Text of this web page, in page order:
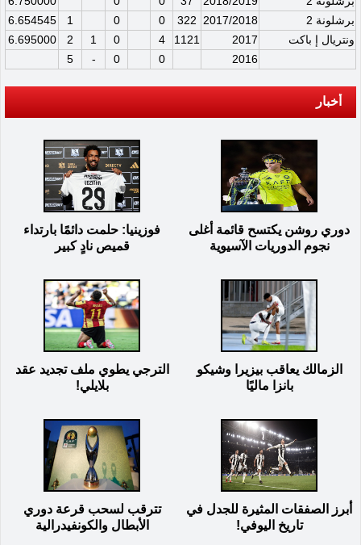
برشلونة 2
2017/2018
322
0
0
1
6.654545
ونتريال إ باكت
2017
1121
4
0
1
2
6.695000
2016
0
0
-
5
أخبار
دوري روشن يكتسح قائمة أغلى
نجوم الدوريات الآسيوية
فوزينيا: حلمت دائمًا بارتداء
قميص نادٍ كبير
الزمالك يعاقب بيزيرا وشيكو
بانزا ماليًا
الترجي يطوي ملف تجديد عقد
بلايلي!
أبرز الصفقات المثيرة للجدل في
تاريخ اليوفي!
تترقب لسحب قرعة دوري
الأبطال والكونفيدرالية